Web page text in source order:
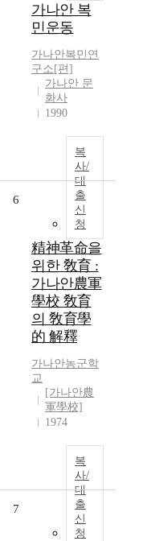
가나안 복
민운동
가나안복민연
구소[편]
가나안 문
화사
1990
복
사/
대
출
신
청
6
精神革命을
위한 敎育 :
가나안農軍
學校 敎育
의 敎育學
的 解釋
가나안농군학
교
[가나안農
軍學校]
1974
복
사/
대
출
신
청
7